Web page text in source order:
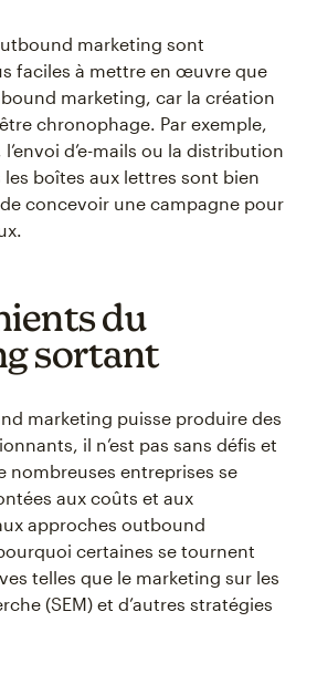
marketing sont
faciles à mettre en œuvre que
marketing, car la création
chronophage. Par exemple,
d’e-mails ou la distribution
boîtes aux lettres sont bien
concevoir une campagne pour
du
sortant
marketing puisse produire des
il n’est pas sans défis et
nombreuses entreprises se
aux coûts et aux
approches outbound
certaines se tournent
telles que le marketing sur les
(SEM) et d’autres stratégies